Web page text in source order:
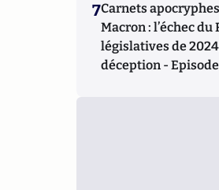
7Carnets
Macron : l’échec du
législatives de
déception -